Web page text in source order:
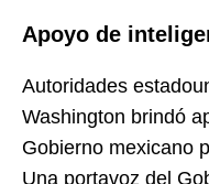
Apoyo de
Autoridades
Washington brindó
Gobierno mexicano
Una portavoz del